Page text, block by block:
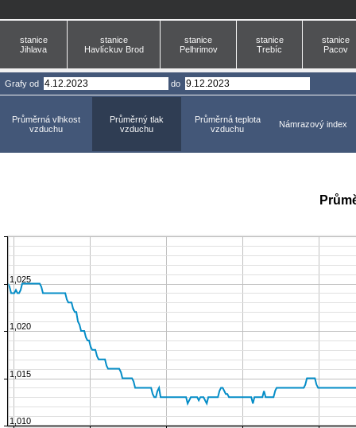
stanice
Jihlava
stanice
Havlíckuv Brod
stanice
Pelhrimov
stanice
Trebíc
stanice
Pacov
Grafy od do
Průměrná vlhkost
vzduchu
Průměrný tlak
vzduchu
Průměrná teplota
vzduchu
Námrazový index
1,010
1,015
1,020
1,025